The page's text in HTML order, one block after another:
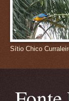
Sítio Chico